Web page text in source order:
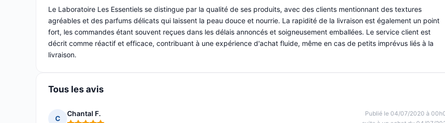
Le Laboratoire Les Essentiels se distingue par la qualité de ses produits, avec des clients mentionnant des textures
agréables et des parfums délicats qui laissent la peau douce et nourrie. La rapidité de la livraison est également un point
fort, les commandes étant souvent reçues dans les délais annoncés et soigneusement emballées. Le service client est
décrit comme réactif et efficace, contribuant à une expérience d'achat fluide, même en cas de petits imprévus liés à la
livraison.
Tous les avis
C
Chantal F.
Publié le 04/07/2020 à